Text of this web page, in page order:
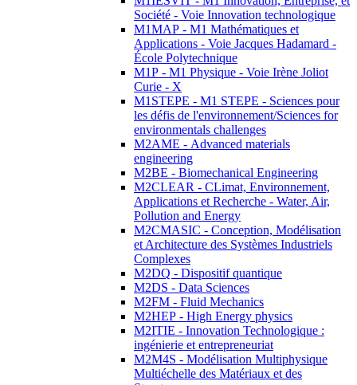
Société - Voie Innovation technologique
M1MAP - M1 Mathématiques et
Applications - Voie Jacques Hadamard -
École Polytechnique
M1P - M1 Physique - Voie Irène Joliot
Curie - X
M1STEPE - M1 STEPE - Sciences pour
les défis de l'environnement/Sciences for
environmentals challenges
M2AME - Advanced materials
engineering
M2BE - Biomechanical Engineering
M2CLEAR - CLimat, Environnement,
Applications et Recherche - Water, Air,
Pollution and Energy
M2CMASIC - Conception, Modélisation
et Architecture des Systèmes Industriels
Complexes
M2DQ - Dispositif quantique
M2DS - Data Sciences
M2FM - Fluid Mechanics
M2HEP - High Energy physics
M2ITIE - Innovation Technologique :
ingénierie et entrepreneuriat
M2M4S - Modélisation Multiphysique
Multiéchelle des Matériaux et des